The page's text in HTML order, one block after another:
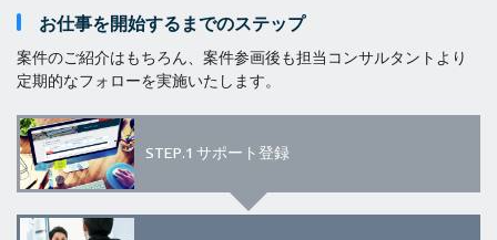
お仕事を開始するまでのステップ
案件のご紹介はもちろん、案件参画後も担当コンサルタントより
定期的なフォローを実施いたします。
STEP.1 サポート登録